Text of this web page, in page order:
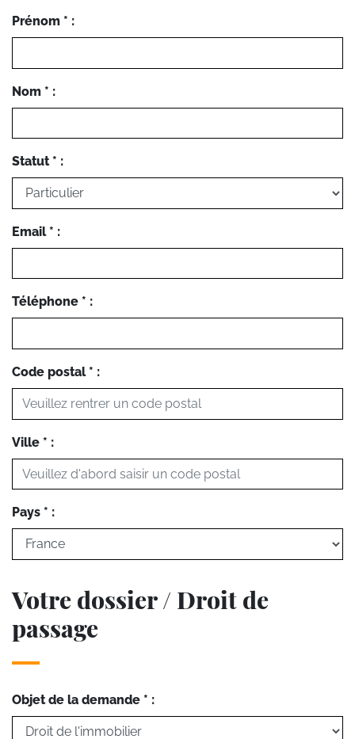
Prénom * :
Nom * :
Statut * :
Email * :
Téléphone * :
Code postal * :
Ville * :
Pays * :
Votre dossier / Droit de
passage
Objet de la demande * :